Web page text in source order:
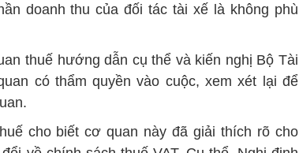
doanh thu của đối tác tài xế là không phù
thuế hướng dẫn cụ thể và kiến nghị Bộ Tài
có thẩm quyền vào cuộc, xem xét lại để
cho biết cơ quan này đã giải thích rõ cho